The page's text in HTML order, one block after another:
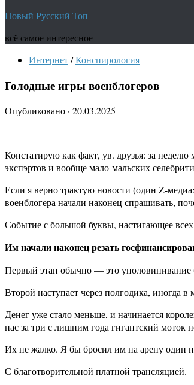
Новый Русский Топ
всё самое интересное
Интернет/Конспирология
Голодные игры военблогеров
Опубликовано · 20.03.2025
Констатирую как факт, ув. друзья: за неделю
экспэртов и вообще мало-мальских
Если я верно трактую новости (один Z-
военблогера начали наконец спрашивать,
Событие с большой буквы, настигающее
Им начали наконец резать
Первый этап обычно — это уполовинивание
Второй наступает через полгодика, иногда
Денег уже стало меньше, и начинается
нас за три с лишним года гигантский моток
Их не жалко. Я бы бросил им на арену
С благотворительной платной трансляцией.